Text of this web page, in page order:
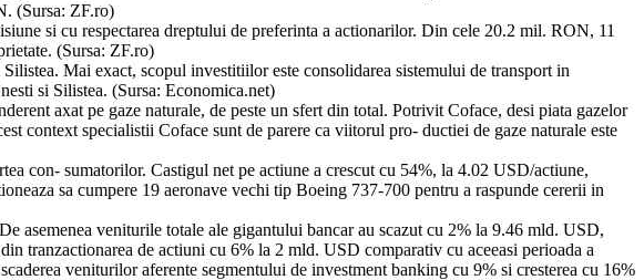
(Sursa: ZF.ro)
si cu respectarea dreptului de preferinta a actionarilor. Din cele 20.2 mil. RON, 11
(Sursa: ZF.ro)
Mai exact, scopul investitiilor este consolidarea sistemului de transport in
si Silistea. (Sursa: Economica.net)
axat pe gaze naturale, de peste un sfert din total. Potrivit Coface, desi piata gazelor
context specialistii Coface sunt de parere ca viitorul pro- ductiei de gaze naturale este
con- sumatorilor. Castigul net pe actiune a crescut cu 54%, la 4.02 USD/actiune,
sa cumpere 19 aeronave vechi tip Boeing 737-700 pentru a raspunde cererii in
asemenea veniturile totale ale gigantului bancar au scazut cu 2% la 9.46 mld. USD,
tranzactionarea de actiuni cu 6% la 2 mld. USD comparativ cu aceeasi perioada a
veniturilor aferente segmentului de investment banking cu 9% si cresterea cu 16%